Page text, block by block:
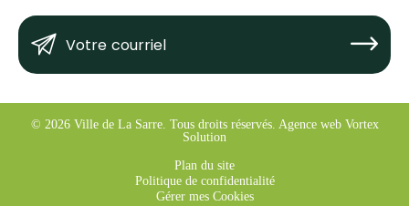
Votre
courriel
(Nécessaire)
Submit
© 2026 Ville de La Sarre. Tous droits réservés. Agence web Vortex
Solution
Plan du site
Politique de confidentialité
Gérer mes Cookies